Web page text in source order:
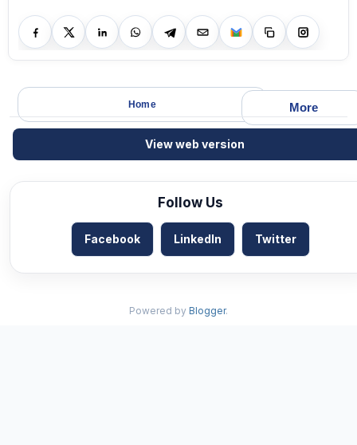
More
Home
View web version
Follow Us
Facebook LinkedIn Twitter
Powered by Blogger.